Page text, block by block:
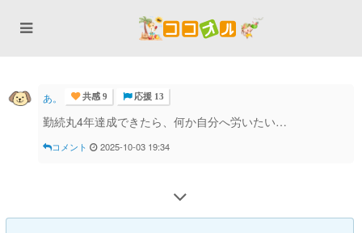
あ。 共感 9 応援 13
勤続丸4年達成できたら、何か自分へ労いたい…
コメント 2025-10-03 19:34